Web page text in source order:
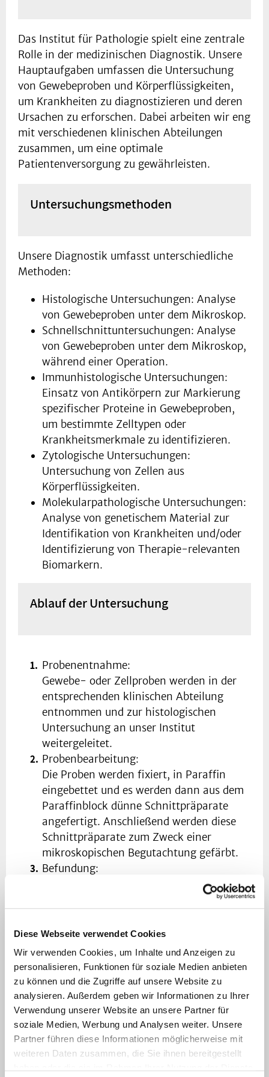
Diese Webseite verwendet Cookies
Wir verwenden Cookies, um Inhalte und Anzeigen zu
personalisieren, Funktionen für soziale Medien anbieten
zu können und die Zugriffe auf unsere Website zu
analysieren. Außerdem geben wir Informationen zu Ihrer
Verwendung unserer Website an unsere Partner für
soziale Medien, Werbung und Analysen weiter. Unsere
Partner führen diese Informationen möglicherweise mit
weiteren Daten zusammen, die Sie ihnen bereitgestellt
Das Institut für Pathologie spielt eine zentrale
Rolle in der medizinischen Diagnostik. Unsere
Hauptaufgaben umfassen die Untersuchung
von Gewebeproben und Körperflüssigkeiten,
um Krankheiten zu diagnostizieren und deren
Ursachen zu erforschen. Dabei arbeiten wir eng
mit verschiedenen klinischen Abteilungen
zusammen, um eine optimale
Patientenversorgung zu gewährleisten.
Untersuchungsmethoden
Unsere Diagnostik umfasst unterschiedliche
Methoden:
Histologische Untersuchungen: Analyse
von Gewebeproben unter dem Mikroskop.
Schnellschnittuntersuchungen: Analyse
von Gewebeproben unter dem Mikroskop,
während einer Operation.
Immunhistologische Untersuchungen:
Einsatz von Antikörpern zur Markierung
spezifischer Proteine in Gewebeproben,
um bestimmte Zelltypen oder
Krankheitsmerkmale zu identifizieren.
Zytologische Untersuchungen:
Untersuchung von Zellen aus
Körperflüssigkeiten.
Molekularpathologische Untersuchungen:
Analyse von genetischem Material zur
Identifikation von Krankheiten und/oder
Identifizierung von Therapie-relevanten
Biomarkern.
Ablauf der Untersuchung
Probenentnahme:
Gewebe- oder Zellproben werden in der
entsprechenden klinischen Abteilung
entnommen und zur histologischen
Untersuchung an unser Institut
weitergeleitet.
Probenbearbeitung:
Die Proben werden fixiert, in Paraffin
eingebettet und es werden dann aus dem
Paraffinblock dünne Schnittpräparate
angefertigt. Anschließend werden diese
Schnittpräparate zum Zweck einer
mikroskopischen Begutachtung gefärbt.
Befundung:
Pathologinnen und Pathologen erstellt
Arzt übermittelt.
Dauer der Untersuchung
In der Regel hängt die Dauer der Untersuchung
und der Diagnosestellung sowohl von der Art
der Gewebeprobe, als auch von der Komplexität